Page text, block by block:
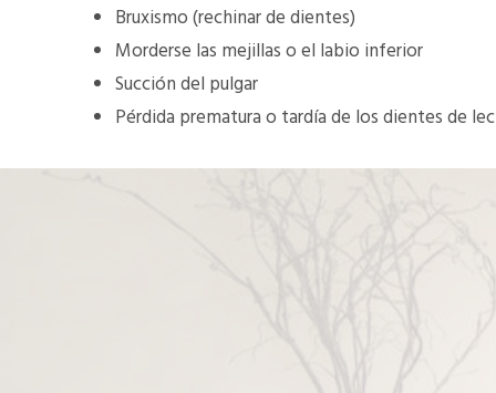
Bruxismo (rechinar de dientes)
Morderse las mejillas o el labio inferior
Succión del pulgar
Pérdida prematura o tardía de los dientes de